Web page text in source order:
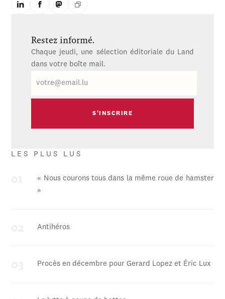
Restez informé.
Chaque jeudi, une sélection éditoriale du Land
dans votre boîte mail.
mail
LES PLUS LUS
« Nous courons tous dans la même roue de hamster
»
Antihéros
Procès en décembre pour Gerard Lopez et Éric Lux